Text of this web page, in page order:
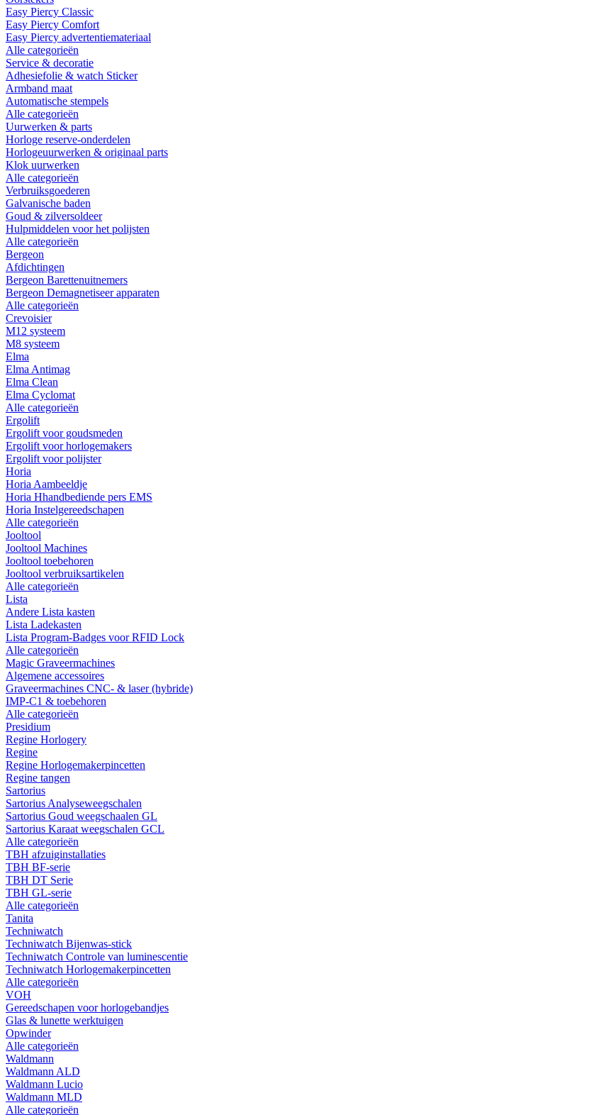
Easy Piercy Classic
Easy Piercy Comfort
Easy Piercy advertentiemateriaal
Alle categorieën
Service & decoratie
Adhesiefolie & watch Sticker
Armband maat
Automatische stempels
Alle categorieën
Uurwerken & parts
Horloge reserve-onderdelen
Horlogeuurwerken & originaal parts
Klok uurwerken
Alle categorieën
Verbruiksgoederen
Galvanische baden
Goud & zilversoldeer
Hulpmiddelen voor het polijsten
Alle categorieën
Bergeon
Afdichtingen
Bergeon Barettenuitnemers
Bergeon Demagnetiseer apparaten
Alle categorieën
Crevoisier
M12 systeem
M8 systeem
Elma
Elma Antimag
Elma Clean
Elma Cyclomat
Alle categorieën
Ergolift
Ergolift voor goudsmeden
Ergolift voor horlogemakers
Ergolift voor polijster
Horia
Horia Aambeeldje
Horia Hhandbediende pers EMS
Horia Instelgereedschapen
Alle categorieën
Jooltool
Jooltool Machines
Jooltool toebehoren
Jooltool verbruiksartikelen
Alle categorieën
Lista
Andere Lista kasten
Lista Ladekasten
Lista Program-Badges voor RFID Lock
Alle categorieën
Magic Graveermachines
Algemene accessoires
Graveermachines CNC- & laser (hybride)
IMP-C1 & toebehoren
Alle categorieën
Presidium
Regine Horlogery
Regine
Regine Horlogemakerpincetten
Regine tangen
Sartorius
Sartorius Analyseweegschalen
Sartorius Goud weegschaalen GL
Sartorius Karaat weegschalen GCL
Alle categorieën
TBH afzuiginstallaties
TBH BF-serie
TBH DT Serie
TBH GL-serie
Alle categorieën
Tanita
Techniwatch
Techniwatch Bijenwas-stick
Techniwatch Controle van luminescentie
Techniwatch Horlogemakerpincetten
Alle categorieën
VOH
Gereedschapen voor horlogebandjes
Glas & lunette werktuigen
Opwinder
Alle categorieën
Waldmann
Waldmann ALD
Waldmann Lucio
Waldmann MLD
Alle categorieën